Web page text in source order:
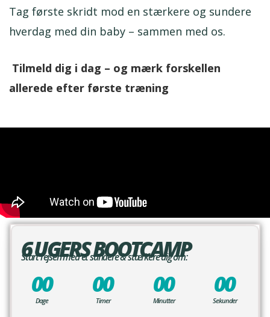
Tag første skridt mod en stærkere og sundere
hverdag med din baby – sammen med os.
Tilmeld dig i dag – og mærk forskellen
allerede efter første træning
6 UGERS BOOTCAMP
Start rejsen med et sundere & stærkere dig om:
00
Dage
00
Timer
00
Minutter
00
Sekunder